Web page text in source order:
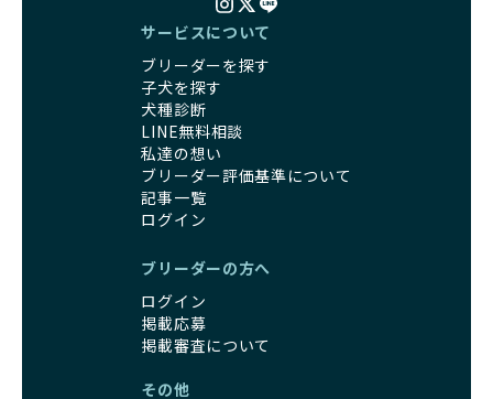
サービスについて
ブリーダーを探す
子犬を探す
犬種診断
LINE無料相談
私達の想い
ブリーダー評価基準について
記事一覧
ログイン
ブリーダーの方へ
ログイン
掲載応募
掲載審査について
その他